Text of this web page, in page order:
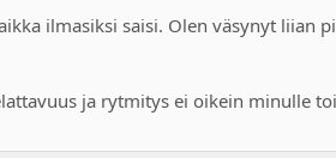
ilmasiksi saisi. Olen väsynyt liian
ja rytmitys ei oikein minulle